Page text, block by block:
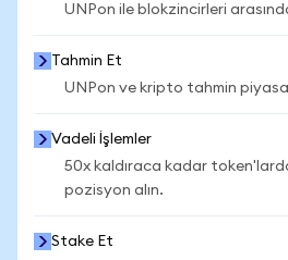
UNPon ile blokzincirleri
Tahmin Et
UNPon ve kripto tahmin
Vadeli İşlemler
50x kaldıraca kadar
pozisyon alın.
Stake Et